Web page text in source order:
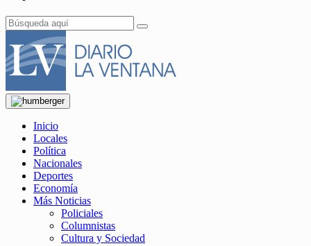
Inicio
Locales
Política
Nacionales
Deportes
Economía
Más Noticias
Policiales
Columnistas
Cultura y Sociedad